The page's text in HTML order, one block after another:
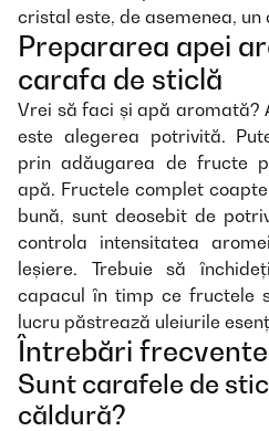
cristal este, de asemenea, un
Prepararea apei
carafa de sticlă
Vrei să faci și apă aromată?
este alegerea potrivită.
prin adăugarea de fructe
apă. Fructele complet
bună, sunt deosebit de
controla intensitatea
leșiere. Trebuie să
capacul în timp ce fructele
lucru păstrează uleiurile
Întrebări frecvente
Sunt carafele de
căldură?